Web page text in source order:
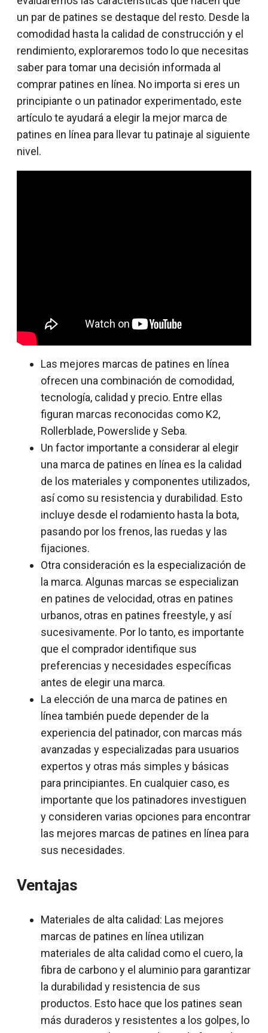
un par de patines se destaque del resto. Desde la
comodidad hasta la calidad de construcción y el
rendimiento, exploraremos todo lo que necesitas
saber para tomar una decisión informada al
comprar patines en línea. No importa si eres un
principiante o un patinador experimentado, este
artículo te ayudará a elegir la mejor marca de
patines en línea para llevar tu patinaje al siguiente
nivel.
Las mejores marcas de patines en línea
ofrecen una combinación de comodidad,
tecnología, calidad y precio. Entre ellas
figuran marcas reconocidas como K2,
Rollerblade, Powerslide y Seba.
Un factor importante a considerar al elegir
una marca de patines en línea es la calidad
de los materiales y componentes utilizados,
así como su resistencia y durabilidad. Esto
incluye desde el rodamiento hasta la bota,
pasando por los frenos, las ruedas y las
fijaciones.
Otra consideración es la especialización de
la marca. Algunas marcas se especializan
en patines de velocidad, otras en patines
urbanos, otras en patines freestyle, y así
sucesivamente. Por lo tanto, es importante
que el comprador identifique sus
preferencias y necesidades específicas
antes de elegir una marca.
La elección de una marca de patines en
línea también puede depender de la
experiencia del patinador, con marcas más
avanzadas y especializadas para usuarios
expertos y otras más simples y básicas
para principiantes. En cualquier caso, es
importante que los patinadores investiguen
y consideren varias opciones para encontrar
las mejores marcas de patines en línea para
sus necesidades.
Ventajas
Materiales de alta calidad: Las mejores
marcas de patines en línea utilizan
materiales de alta calidad como el cuero, la
fibra de carbono y el aluminio para garantizar
la durabilidad y resistencia de sus
productos. Esto hace que los patines sean
más duraderos y resistentes a los golpes, lo